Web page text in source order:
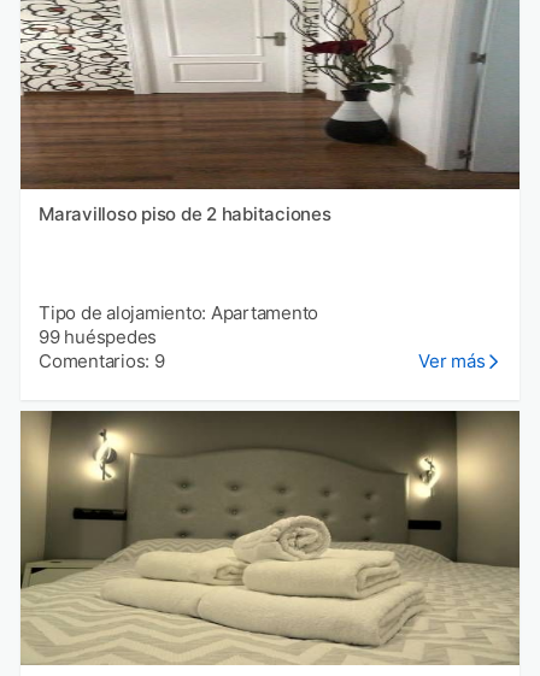
Maravilloso piso de 2 habitaciones
Tipo de alojamiento: Apartamento
99 huéspedes
Comentarios: 9
Ver más